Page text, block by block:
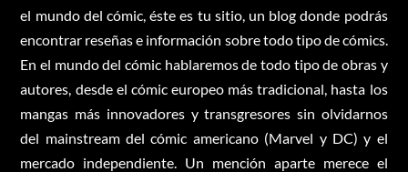
el mundo del cómic, éste es tu sitio, un blog donde podrás
encontrar reseñas e información sobre todo tipo de cómics.
En el mundo del cómic hablaremos de todo tipo de obras y
autores, desde el cómic europeo más tradicional, hasta los
mangas más innovadores y transgresores sin olvidarnos
del mainstream del cómic americano (Marvel y DC) y el
mercado independiente. Un mención aparte merece el